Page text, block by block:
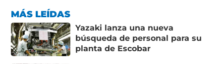
MÁS LEÍDAS
Yazaki lanza una nueva
búsqueda de personal para su
planta de Escobar